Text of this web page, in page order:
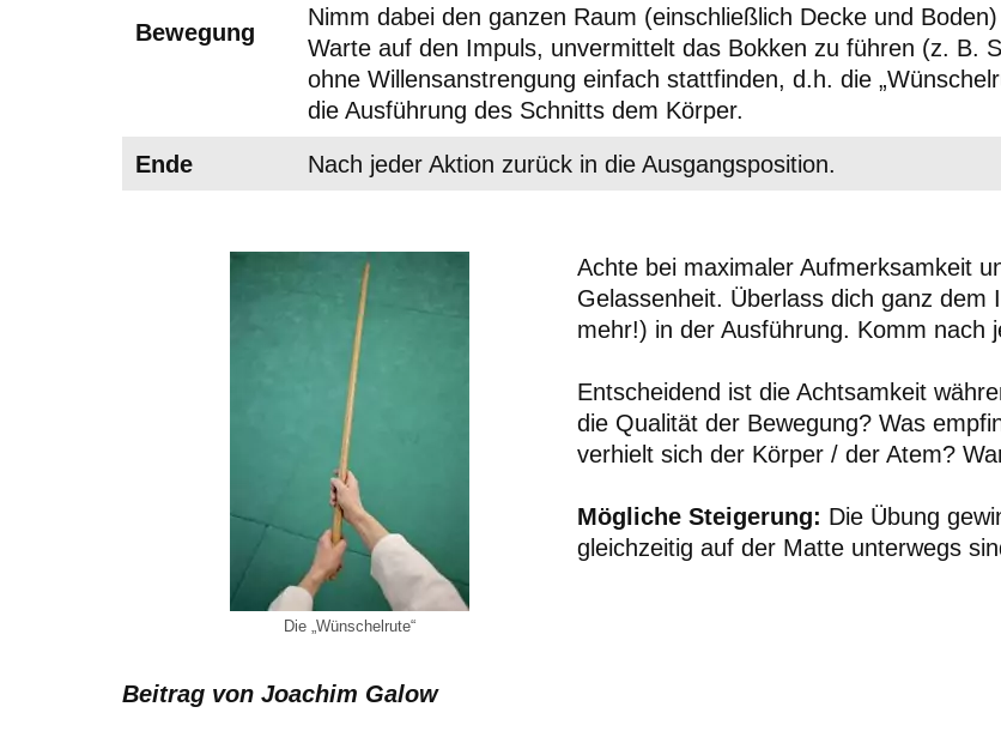
Bewegung
Nimm dabei den ganzen Raum (einschließlich Decke und
Warte auf den Impuls, unvermittelt das Bokken zu führen (z. B.
ohne Willensanstrengung einfach stattfinden, d.h. die
die Ausführung des Schnitts dem Körper.
Ende Nach jeder Aktion zurück in die Ausgangsposition.
Die „Wünschelrute“
Achte bei maximaler Aufmerksamkeit
Gelassenheit. Überlass dich ganz
mehr!) in der Ausführung. Komm nach
Entscheidend ist die Achtsamkeit
die Qualität der Bewegung? Was
verhielt sich der Körper / der Atem?
Mögliche Steigerung: Die Übung
gleichzeitig auf der Matte unterwegs
Beitrag von Joachim Galow